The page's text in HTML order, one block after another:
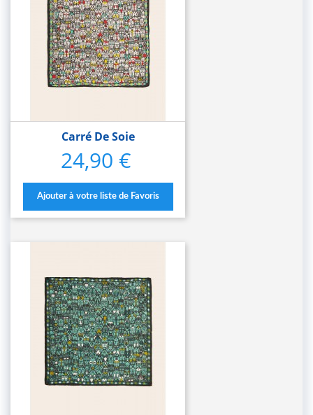
Carré De Soie
Prix
24,90 €
Ajouter à votre liste de Favoris